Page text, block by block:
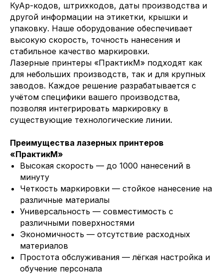
КуАр-кодов, штрихкодов, даты производства и
другой информации на этикетки, крышки и
упаковку. Наше оборудование обеспечивает
высокую скорость, точность нанесения и
стабильное качество маркировки.
Лазерные принтеры «ПрактикМ» подходят как
для небольших производств, так и для крупных
заводов. Каждое решение разрабатывается с
учётом специфики вашего производства,
позволяя интегрировать маркировку в
существующие технологические линии.
Преимущества лазерных принтеров
«ПрактикМ»
Высокая скорость — до 1000 нанесений в
минуту
Четкость маркировки — стойкое нанесение на
различные материалы
Универсальность — совместимость с
различными поверхностями
Экономичность — отсутствие расходных
материалов
Простота обслуживания — лёгкая настройка и
обучение персонала